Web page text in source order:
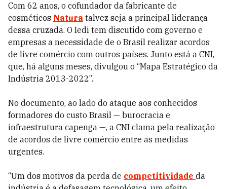
Com 62 anos, o cofundador da fabricante de
cosméticos Natura talvez seja a principal liderança
dessa cruzada. O Iedi tem discutido com governo e
empresas a necessidade de o Brasil realizar acordos
de livre comércio com outros países. Junto está a CNI,
que, há alguns meses, divulgou o “Mapa Estratégico da
Indústria 2013-2022”.
No documento, ao lado do ataque aos conhecidos
formadores do custo Brasil — burocracia e
infraestrutura capenga —, a CNI clama pela realização
de acordos de livre comércio entre as medidas
urgentes.
“Um dos motivos da perda de competitividade da